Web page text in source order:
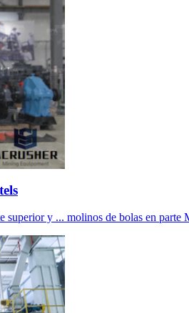
superior y ... molinos de bolas en